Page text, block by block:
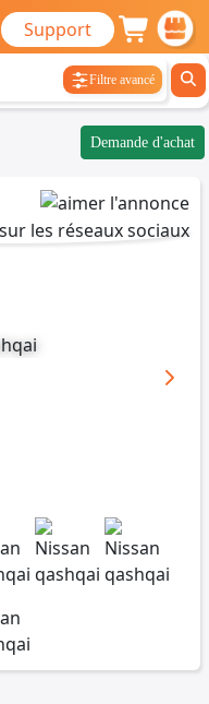
Support
Filtre avancé
Demande d'achat